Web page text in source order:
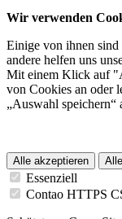
Wir verwenden
Einige von ihnen
andere helfen uns
Mit einem Klick auf
von Cookies an oder
„Auswahl speichern“
Alle akzeptieren
Essenziell
Contao HTTPS